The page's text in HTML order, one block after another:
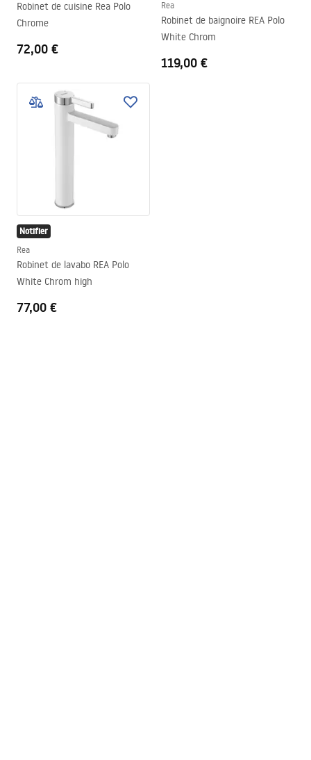
Robinet de cuisine Rea Polo
Chrome
72,00 €
Rea
Robinet de baignoire REA Polo
White Chrom
119,00 €
Notifier
Rea
Robinet de lavabo REA Polo
White Chrom high
77,00 €